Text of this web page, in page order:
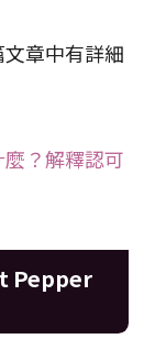
章中有詳細
？解釋認可
Pepper